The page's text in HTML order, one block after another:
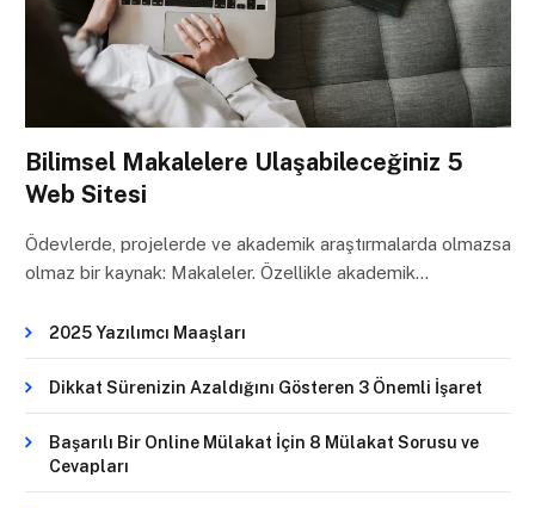
Bilimsel Makalelere Ulaşabileceğiniz 5
Web Sitesi
Ödevlerde, projelerde ve akademik araştırmalarda olmazsa
olmaz bir kaynak: Makaleler. Özellikle akademik…
2025 Yazılımcı Maaşları
Dikkat Sürenizin Azaldığını Gösteren 3 Önemli İşaret
Başarılı Bir Online Mülakat İçin 8 Mülakat Sorusu ve
Cevapları